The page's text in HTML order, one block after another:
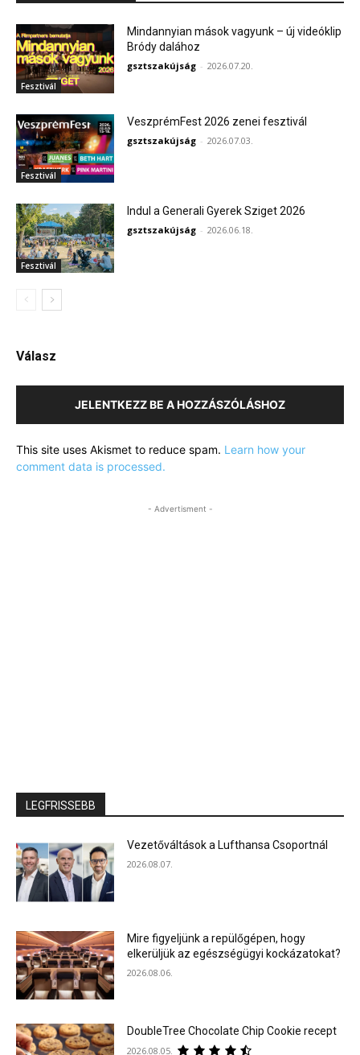
Fesztivál
Mindannyian mások vagyunk – új videóklip
Bródy dalához
gsztszakújság - 2026.07.20.
Fesztivál
VeszprémFest 2026 zenei fesztivál
gsztszakújság - 2026.07.03.
Fesztivál
Indul a Generali Gyerek Sziget 2026
gsztszakújság - 2026.06.18.
Válasz
JELENTKEZZ BE A HOZZÁSZÓLÁSHOZ
This site uses Akismet to reduce spam. Learn how your
comment data is processed.
- Advertisment -
LEGFRISSEBB
Vezetőváltások a Lufthansa Csoportnál
2026.08.07.
Mire figyeljünk a repülőgépen, hogy
elkerüljük az egészségügyi kockázatokat?
2026.08.06.
DoubleTree Chocolate Chip Cookie recept
2026.08.05.